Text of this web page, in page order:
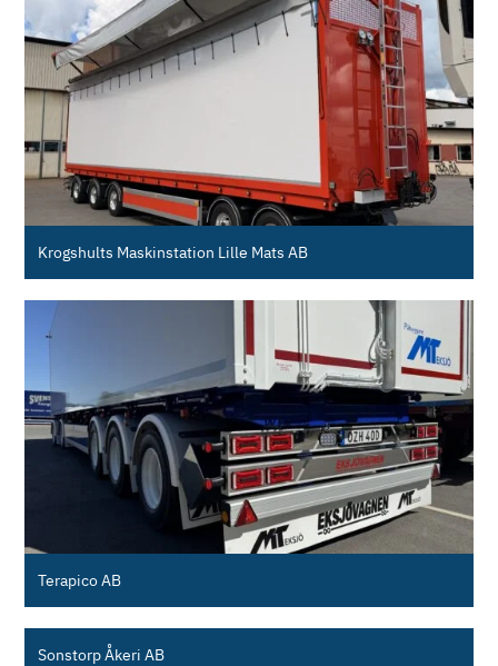
Krogshults Maskinstation Lille Mats AB
Terapico AB
Sonstorp Åkeri AB